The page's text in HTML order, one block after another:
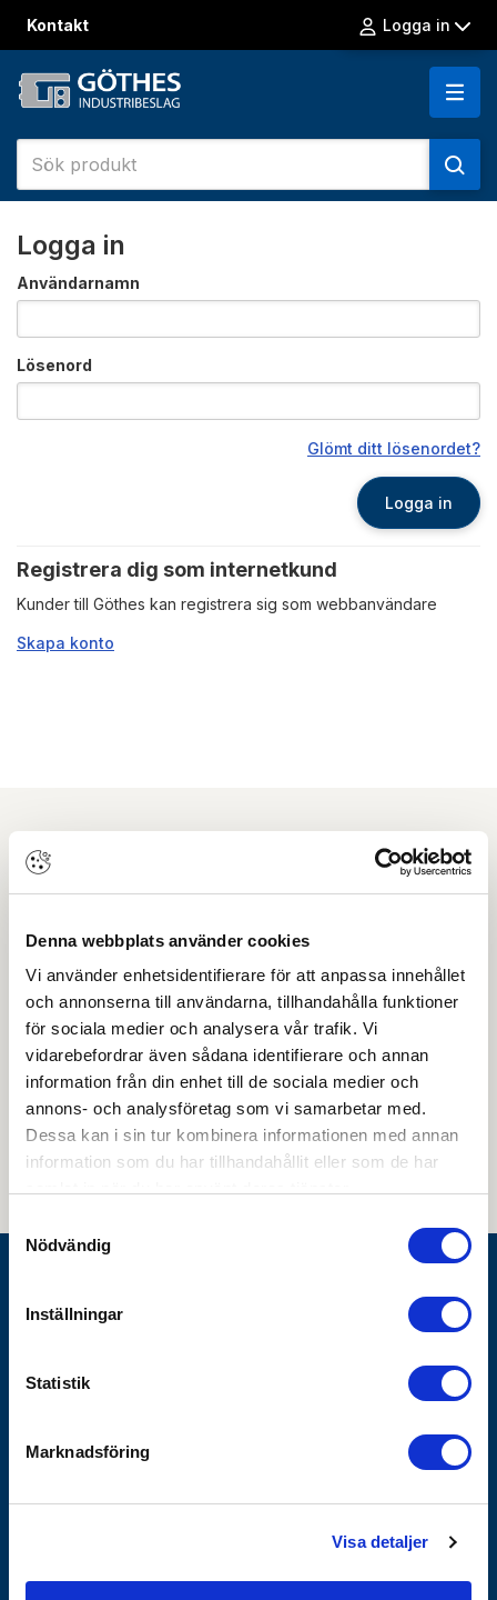
Denna webbplats använder cookies
Vi använder enhetsidentifierare för att anpassa innehållet
och annonserna till användarna, tillhandahålla funktioner
för sociala medier och analysera vår trafik. Vi
vidarebefordrar även sådana identifierare och annan
information från din enhet till de sociala medier och
annons- och analysföretag som vi samarbetar med.
Dessa kan i sin tur kombinera informationen med annan
information som du har tillhandahållit eller som de har
Nödvändig
Inställningar
Statistik
Marknadsföring
Visa detaljer
Kontakt Logga in
Logga in
Användarnamn
Lösenord
Glömt ditt lösenordet?
Logga in
Registrera dig som internetkund
Kunder till Göthes kan registrera sig som webbanvändare
Skapa konto
Nyhetsbrev
Prenumerera på vårt nyhetsbrev och få tips,
guider och senaste nytt direkt i din inkorg.
nyhetsbrev så accepterar du innehållet i vårintegritetspolicy. Du kan hitta
tidigare nyhetsbrev
Box 1928
Falun